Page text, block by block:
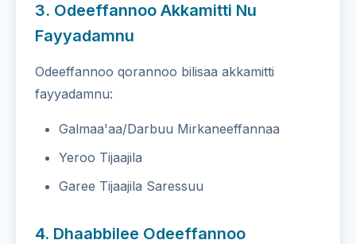
3. Odeeffannoo Akkamitti Nu
Fayyadamnu
Odeeffannoo qorannoo bilisaa akkamitti
fayyadamnu:
Galmaa'aa/Darbuu Mirkaneeffannaa
Yeroo Tijaajila
Garee Tijaajila Saressuu
4. Dhaabbilee Odeeffannoo